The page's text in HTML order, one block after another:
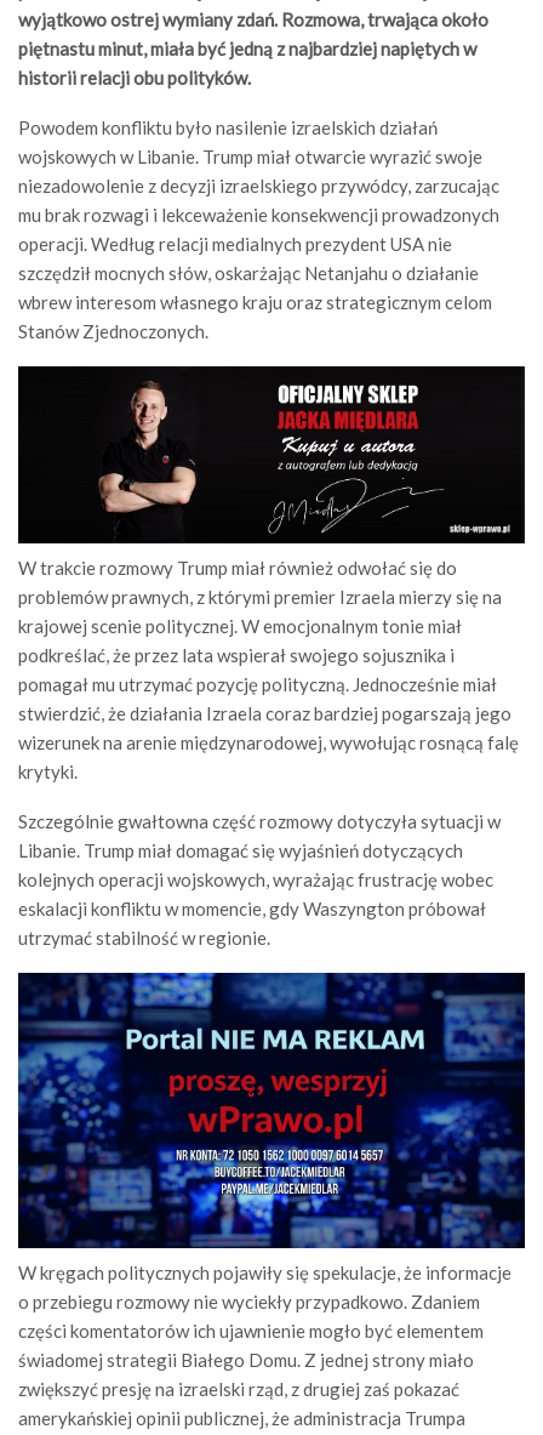
wyjątkowo ostrej wymiany zdań. Rozmowa, trwająca około
piętnastu minut, miała być jedną z najbardziej napiętych w
historii relacji obu polityków.
Powodem konfliktu było nasilenie izraelskich działań
wojskowych w Libanie. Trump miał otwarcie wyrazić swoje
niezadowolenie z decyzji izraelskiego przywódcy, zarzucając
mu brak rozwagi i lekceważenie konsekwencji prowadzonych
operacji. Według relacji medialnych prezydent USA nie
szczędził mocnych słów, oskarżając Netanjahu o działanie
wbrew interesom własnego kraju oraz strategicznym celom
Stanów Zjednoczonych.
W trakcie rozmowy Trump miał również odwołać się do
problemów prawnych, z którymi premier Izraela mierzy się na
krajowej scenie politycznej. W emocjonalnym tonie miał
podkreślać, że przez lata wspierał swojego sojusznika i
pomagał mu utrzymać pozycję polityczną. Jednocześnie miał
stwierdzić, że działania Izraela coraz bardziej pogarszają jego
wizerunek na arenie międzynarodowej, wywołując rosnącą falę
krytyki.
Szczególnie gwałtowna część rozmowy dotyczyła sytuacji w
Libanie. Trump miał domagać się wyjaśnień dotyczących
kolejnych operacji wojskowych, wyrażając frustrację wobec
eskalacji konfliktu w momencie, gdy Waszyngton próbował
utrzymać stabilność w regionie.
W kręgach politycznych pojawiły się spekulacje, że informacje
o przebiegu rozmowy nie wyciekły przypadkowo. Zdaniem
części komentatorów ich ujawnienie mogło być elementem
świadomej strategii Białego Domu. Z jednej strony miało
zwiększyć presję na izraelski rząd, z drugiej zaś pokazać
amerykańskiej opinii publicznej, że administracja Trumpa